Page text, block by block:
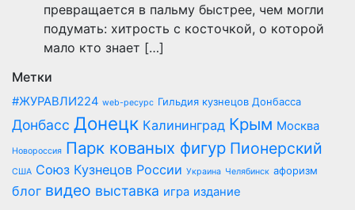
превращается в пальму быстрее, чем могли
подумать: хитрость с косточкой, о которой
мало кто знает […]
Метки
#ЖУРАВЛИ224 web-ресурс Гильдия кузнецов Донбасса
Донбасс Донецк Калининград Крым Москва
Новороссия Парк кованых фигур Пионерский
США Союз Кузнецов России Украина Челябинск афоризм
блог видео выставка игра издание